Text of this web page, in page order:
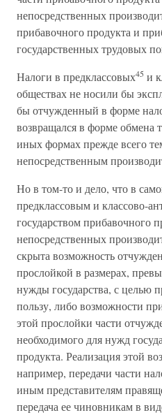
непосредственных
прибавочного продукта и
государственных трудовых
Налоги в предклассовых45 и
обществах не носили бы
бы отчужденный в форме
возвращался в форме обмена
иных формах прежде всего
непосредственным
Но в том-то и дело, что в
предклассовым и классово-
государством прибавочного
непосредственных
скрыта возможность
прослойкой в размерах,
нужды государства, с целью
пользу, либо возможности
этой прослойки части
необходимого для нужд
продукта. Реализация этой
например, передачи части
иным представителям
передача ее чиновникам в